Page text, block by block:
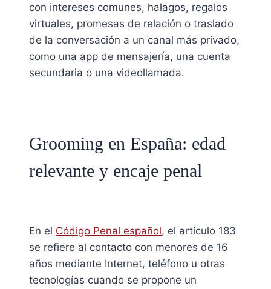
con intereses comunes, halagos, regalos
virtuales, promesas de relación o traslado
de la conversación a un canal más privado,
como una app de mensajería, una cuenta
secundaria o una videollamada.
Grooming en España: edad
relevante y encaje penal
En el Código Penal español, el artículo 183
se refiere al contacto con menores de 16
años mediante Internet, teléfono u otras
tecnologías cuando se propone un